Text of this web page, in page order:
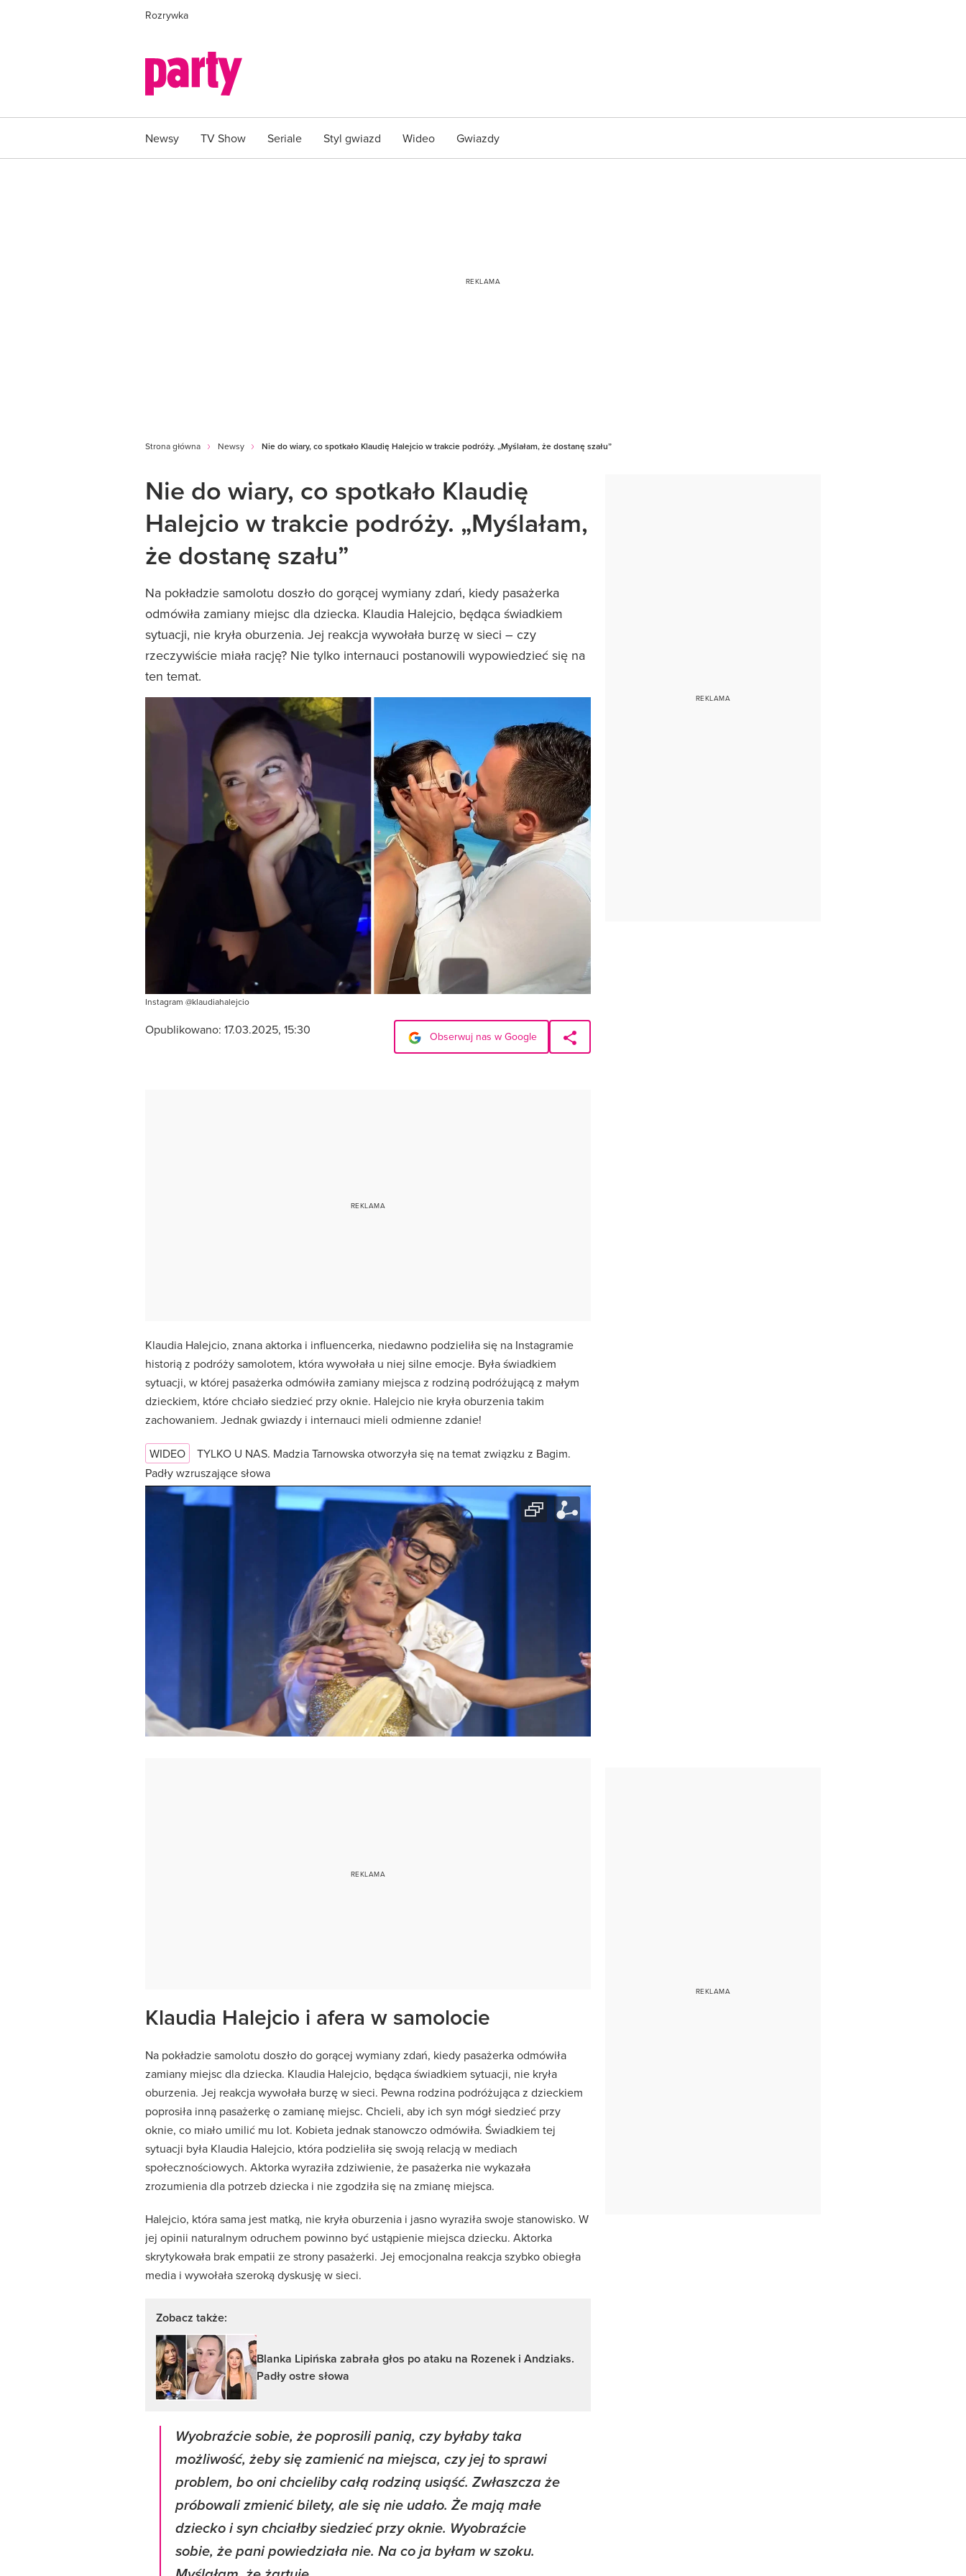
Rozrywka
Newsy TV Show Seriale Styl gwiazd Wideo Gwiazdy
Strona główna Newsy Nie do wiary, co spotkało Klaudię Halejcio w trakcie podróży. „Myślałam, że dostanę szału”
Nie do wiary, co spotkało Klaudię
Halejcio w trakcie podróży. „Myślałam,
że dostanę szału”
Na pokładzie samolotu doszło do gorącej wymiany zdań, kiedy pasażerka
odmówiła zamiany miejsc dla dziecka. Klaudia Halejcio, będąca świadkiem
sytuacji, nie kryła oburzenia. Jej reakcja wywołała burzę w sieci – czy
rzeczywiście miała rację? Nie tylko internauci postanowili wypowiedzieć się na
ten temat.
Instagram @klaudiahalejcio
Opublikowano: 17.03.2025, 15:30 Obserwuj nas w Google
Klaudia Halejcio, znana aktorka i influencerka, niedawno podzieliła się na Instagramie
historią z podróży samolotem, która wywołała u niej silne emocje. Była świadkiem
sytuacji, w której pasażerka odmówiła zamiany miejsca z rodziną podróżującą z małym
dzieckiem, które chciało siedzieć przy oknie. Halejcio nie kryła oburzenia takim
zachowaniem. Jednak gwiazdy i internauci mieli odmienne zdanie!
WIDEO
TYLKO U NAS. Madzia Tarnowska otworzyła się na temat związku z Bagim.
Padły wzruszające słowa
Klaudia Halejcio i afera w samolocie
Na pokładzie samolotu doszło do gorącej wymiany zdań, kiedy pasażerka odmówiła
zamiany miejsc dla dziecka. Klaudia Halejcio, będąca świadkiem sytuacji, nie kryła
oburzenia. Jej reakcja wywołała burzę w sieci. Pewna rodzina podróżująca z dzieckiem
poprosiła inną pasażerkę o zamianę miejsc. Chcieli, aby ich syn mógł siedzieć przy
oknie, co miało umilić mu lot. Kobieta jednak stanowczo odmówiła. Świadkiem tej
sytuacji była Klaudia Halejcio, która podzieliła się swoją relacją w mediach
społecznościowych. Aktorka wyraziła zdziwienie, że pasażerka nie wykazała
zrozumienia dla potrzeb dziecka i nie zgodziła się na zmianę miejsca.
Halejcio, która sama jest matką, nie kryła oburzenia i jasno wyraziła swoje stanowisko. W
jej opinii naturalnym odruchem powinno być ustąpienie miejsca dziecku. Aktorka
skrytykowała brak empatii ze strony pasażerki. Jej emocjonalna reakcja szybko obiegła
media i wywołała szeroką dyskusję w sieci.
Zobacz także:
Blanka Lipińska zabrała głos po ataku na Rozenek i Andziaks.
Padły ostre słowa
Wyobraźcie sobie, że poprosili panią, czy byłaby taka
możliwość, żeby się zamienić na miejsca, czy jej to sprawi
problem, bo oni chcieliby całą rodziną usiąść. Zwłaszcza że
próbowali zmienić bilety, ale się nie udało. Że mają małe
dziecko i syn chciałby siedzieć przy oknie. Wyobraźcie
sobie, że pani powiedziała nie. Na co ja byłam w szoku.